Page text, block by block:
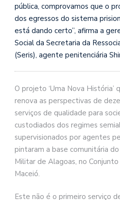
pública, comprovamos que o
dos egressos do sistema
está dando certo”, afirma a
Social da Secretaria da
(Seris), agente penitenciária
O projeto ‘Uma Nova História’
renova as perspectivas de
serviços de qualidade para
custodiados dos regimes
supervisionados por agentes
pintaram a base comunitária
Militar de Alagoas, no
Maceió.
Este não é o primeiro serviço